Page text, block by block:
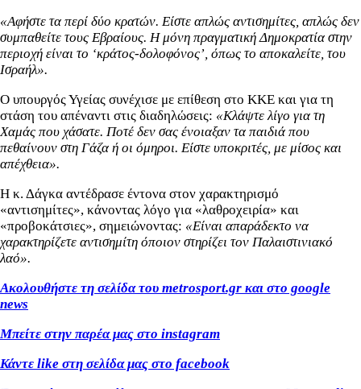
«Αφήστε τα περί δύο κρατών. Είστε απλώς αντισημίτες, απλώς δεν
συμπαθείτε τους Εβραίους. Η μόνη πραγματική Δημοκρατία στην
περιοχή είναι το ‘κράτος-δολοφόνος’, όπως το αποκαλείτε, του
Ισραήλ».
Ο υπουργός Υγείας συνέχισε με επίθεση στο ΚΚΕ και για τη
στάση του απέναντι στις διαδηλώσεις: «Κλάψτε λίγο για τη
Χαμάς που χάσατε. Ποτέ δεν σας ένοιαξαν τα παιδιά που
πεθαίνουν στη Γάζα ή οι όμηροι. Είστε υποκριτές, με μίσος και
απέχθεια».
Η κ. Δάγκα αντέδρασε έντονα στον χαρακτηρισμό
«αντισημίτες», κάνοντας λόγο για «λαθροχειρία» και
«προβοκάτσιες», σημειώνοντας: «Είναι απαράδεκτο να
χαρακτηρίζετε αντισημίτη όποιον στηρίζει τον Παλαιστινιακό
λαό».
Ακολουθήστε τη σελίδα του metrosport.gr και στο google
news
Μπείτε στην παρέα μας στο instagram
Κάντε like στη σελίδα μας στο facebook